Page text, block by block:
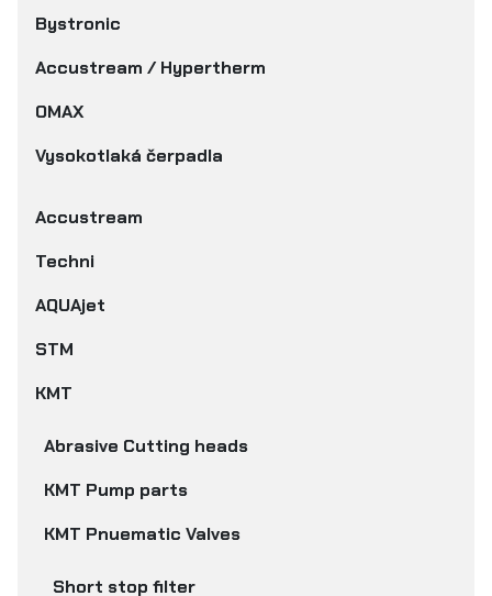
Bystronic
Accustream / Hypertherm
OMAX
Vysokotlaká čerpadla
Accustream
Techni
AQUAjet
STM
KMT
Abrasive Cutting heads
KMT Pump parts
KMT Pnuematic Valves
Short stop filter